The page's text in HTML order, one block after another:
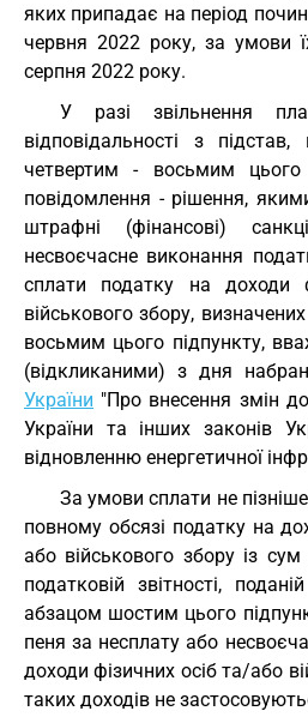
яких припадає на період
червня 2022 року, за умови
серпня 2022 року.
У разі звільнення
відповідальності з
четвертим - восьмим цього
повідомлення - рішення,
штрафні (фінансові)
несвоєчасне виконання
сплати податку на доходи
військового збору,
восьмим цього підпункту,
(відкликаними) з дня
України "Про внесення змін
України та інших законів
відновленню енергетичної
За умови сплати не
повному обсязі податку на
або військового збору із
податковій звітності,
абзацом шостим цього
пеня за несплату або
доходи фізичних осіб та/або
таких доходів не